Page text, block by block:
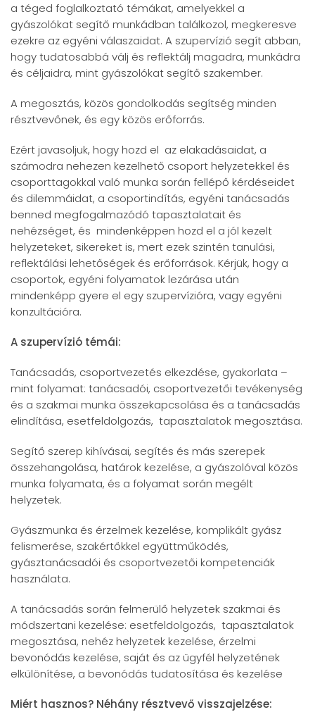
a téged foglalkoztató témákat, amelyekkel a
gyászolókat segítő munkádban találkozol, megkeresve
ezekre az egyéni válaszaidat. A szupervízió segít abban,
hogy tudatosabbá válj és reflektálj magadra, munkádra
és céljaidra, mint gyászolókat segítő szakember.
A megosztás, közös gondolkodás segítség minden
résztvevőnek, és egy közös erőforrás.
Ezért javasoljuk, hogy hozd el az elakadásaidat, a
számodra nehezen kezelhető csoport helyzetekkel és
csoporttagokkal való munka során fellépő kérdéseidet
és dilemmáidat, a csoportindítás, egyéni tanácsadás
benned megfogalmazódó tapasztalatait és
nehézséget, és mindenképpen hozd el a jól kezelt
helyzeteket, sikereket is, mert ezek szintén tanulási,
reflektálási lehetőségek és erőforrások. Kérjük, hogy a
csoportok, egyéni folyamatok lezárása után
mindenképp gyere el egy szupervízióra, vagy egyéni
konzultációra.
A szupervízió témái:
Tanácsadás, csoportvezetés elkezdése, gyakorlata –
mint folyamat: tanácsadói, csoportvezetői tevékenység
és a szakmai munka összekapcsolása és a tanácsadás
elindítása, esetfeldolgozás, tapasztalatok megosztása.
Segítő szerep kihívásai, segítés és más szerepek
összehangolása, határok kezelése, a gyászolóval közös
munka folyamata, és a folyamat során megélt
helyzetek.
Gyászmunka és érzelmek kezelése, komplikált gyász
felismerése, szakértőkkel együttműködés,
gyásztanácsadói és csoportvezetői kompetenciák
használata.
A tanácsadás során felmerülő helyzetek szakmai és
módszertani kezelése: esetfeldolgozás, tapasztalatok
megosztása, nehéz helyzetek kezelése, érzelmi
bevonódás kezelése, saját és az ügyfél helyzetének
elkülönítése, a bevonódás tudatosítása és kezelése
Miért hasznos? Néhány résztvevő visszajelzése: